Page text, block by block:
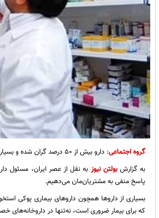
گروه اجتماعی: دارو بیش از ۵۰ درصد گران شده و بسیاری از داروخانه‌ها نمی‌توانند در نبود پول، داروی مرکز خود را تامین کنند.
به گزارشبولتن نیوز به نقل از عصر ایران، مسئول
پاسخ منفی به مشتریان‌مان می‌دهیم.
بسیاری از داروها همچون داروهای بیماری پوکی
که برای بیمار ضروری است، نه‌تنها در